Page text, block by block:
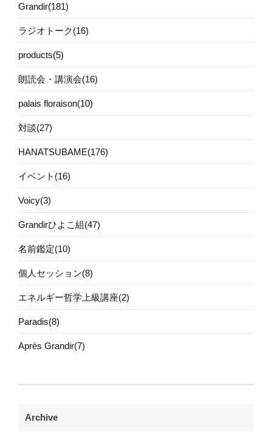
Grandir(181)
ラジオトーク(16)
products(5)
朗読会・講演会(16)
palais floraison(10)
対談(27)
HANATSUBAME(176)
イベント(16)
Voicy(3)
Grandirひよこ組(47)
名前鑑定(10)
個人セッション(8)
エネルギー哲学上級講座(2)
Paradis(8)
Après Grandir(7)
Archive